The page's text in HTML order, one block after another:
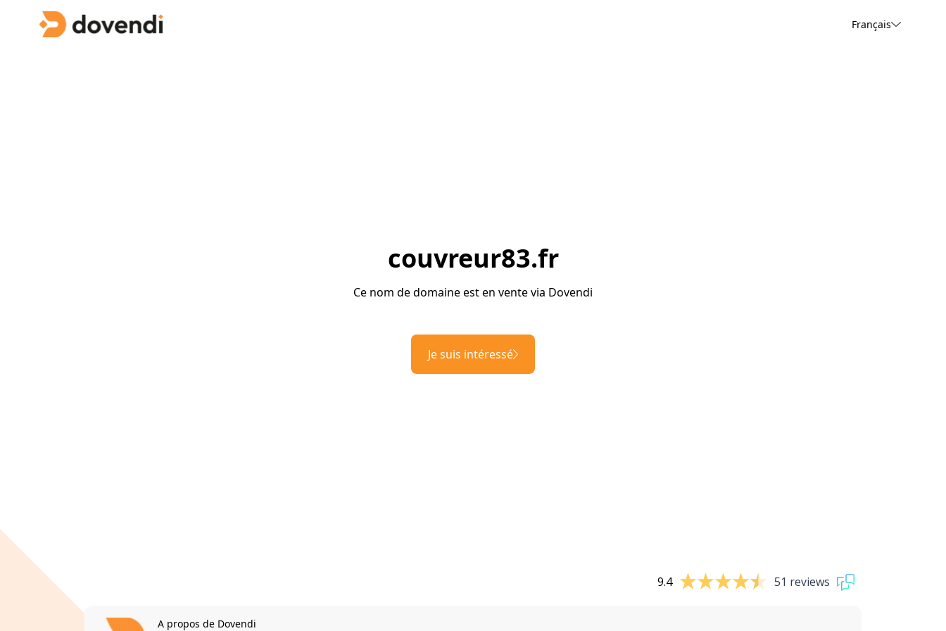
Français
couvreur83.fr
Ce nom de domaine est en vente via Dovendi
Je suis intéressé
9.4 51 reviews
A propos de Dovendi